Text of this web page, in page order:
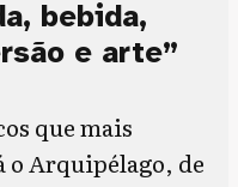
bebida,
e arte”
que mais
o Arquipélago, de